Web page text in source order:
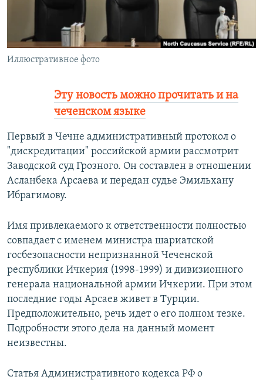
Все сайты РСЕ/РС
Иллюстративное фото
Эту новость можно прочитать и на
чеченском языке
Первый в Чечне административный протокол о
"дискредитации" российской армии рассмотрит
Заводской суд Грозного. Он составлен в отношении
Асланбека Арсаева и передан судье Эмильхану
Ибрагимову.
Имя привлекаемого к ответственности полностью
совпадает с именем министра шариатской
госбезопасности непризнанной Чеченской
республики Ичкерия (1998-1999) и дивизионного
генерала национальной армии Ичкерии. При этом
последние годы Арсаев живет в Турции.
Предположительно, речь идет о его полном тезке.
Подробности этого дела на данный момент
неизвестны.
Статья Административного кодекса РФ о